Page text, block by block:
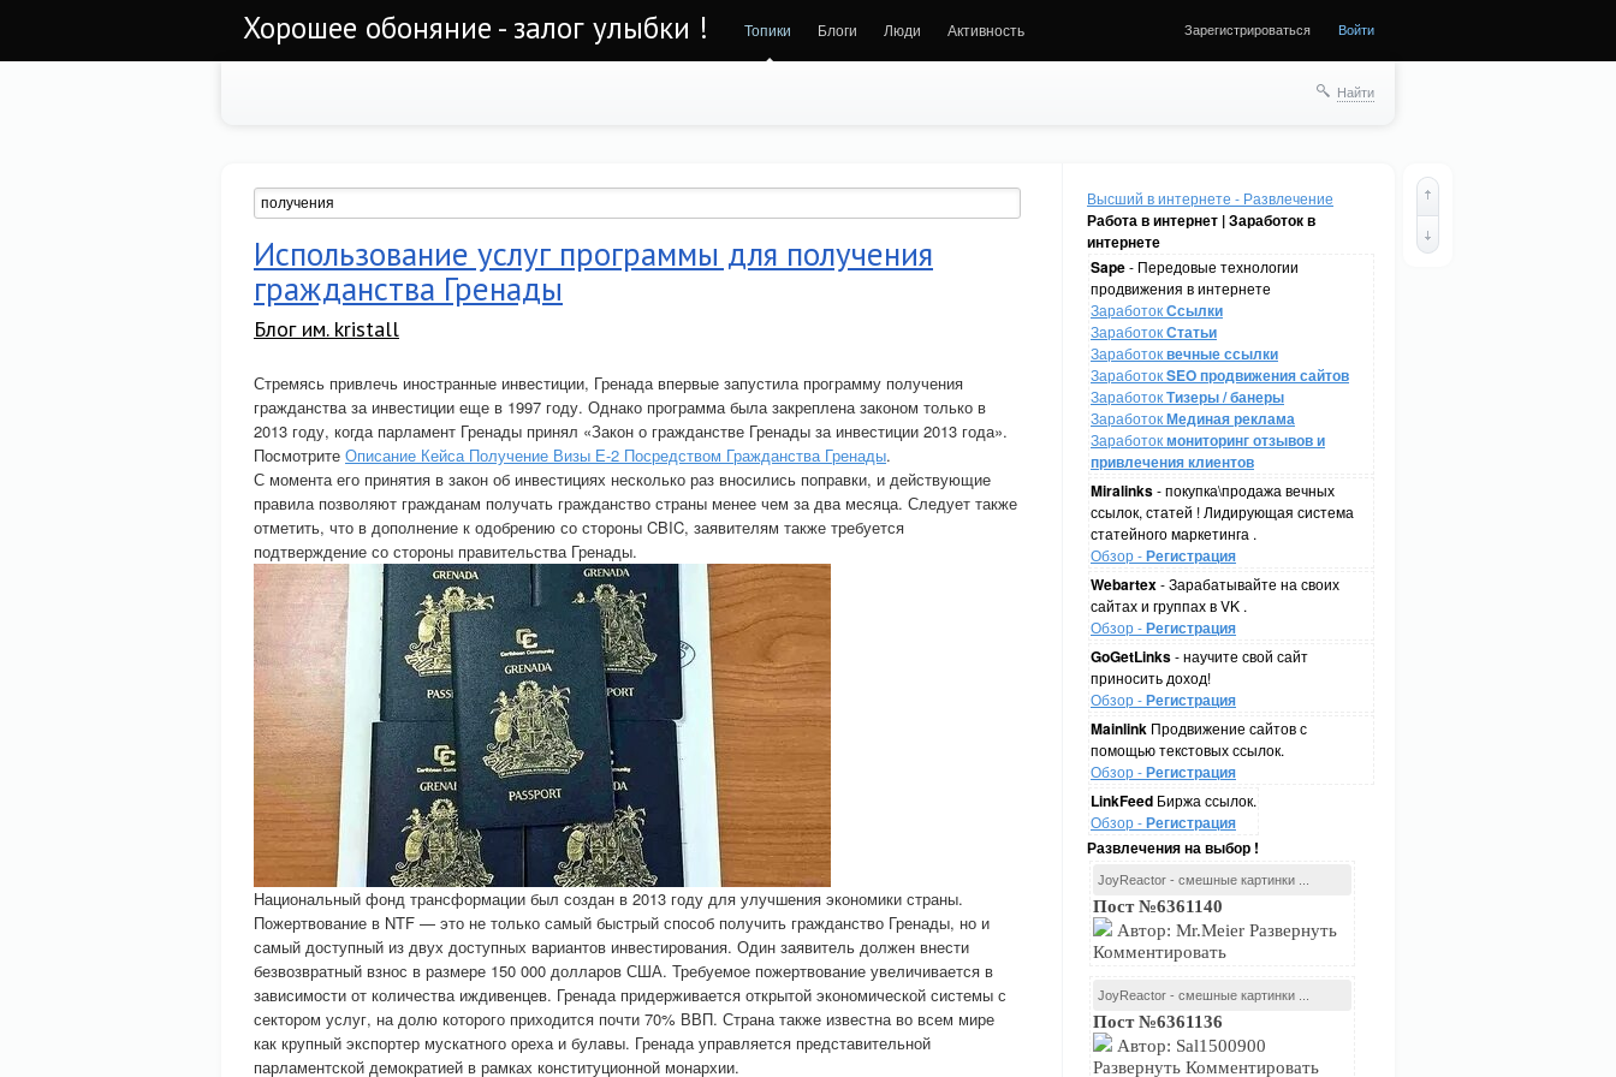
Хорошее обоняние - залог улыбки ! Топики Блоги Люди Активность Зарегистрироваться Войти
Найти
Высший в интернете - Развлечение
Работа в интернет | Заработок в
интернете
Sape- Передовые технологии
продвижения в интернете
ЗаработокСсылки
ЗаработокСтатьи
Заработоквечные ссылки
ЗаработокSEO продвижения сайтов
ЗаработокТизеры / банеры
ЗаработокМединая реклама
Заработокмониторинг отзывов и
привлечения клиентов
Miralinks- покупка\продажа вечных
ссылок, статей ! Лидирующая система
статейного маркетинга .
Обзор -Регистрация
Webartex- Зарабатывайте на своих
сайтах и группах в VK .
Обзор -Регистрация
GoGetLinks- научите свой сайт
приносить доход!
Обзор -Регистрация
Mainlink Продвижение сайтов с
помощью текстовых ссылок.
Обзор -Регистрация
LinkFeed Биржа ссылок.
Обзор -Регистрация
Развлечения на выбор !
JoyReactor - смешные картинки ...
Пост №6361140
Автор: Mr.Meier Развернуть
Комментировать
JoyReactor - смешные картинки ...
Пост №6361136
Автор: Sal1500900
Развернуть Комментировать
Использование услуг программы для получения
гражданства Гренады
Блог им. kristall
Стремясь привлечь иностранные инвестиции, Гренада впервые запустила программу получения
гражданства за инвестиции еще в 1997 году. Однако программа была закреплена законом только в
2013 году, когда парламент Гренады принял «Закон о гражданстве Гренады за инвестиции 2013 года».
Посмотрите Описание Кейса Получение Визы Е-2 Посредством Гражданства Гренады.
С момента его принятия в закон об инвестициях несколько раз вносились поправки, и действующие
правила позволяют гражданам получать гражданство страны менее чем за два месяца. Следует также
отметить, что в дополнение к одобрению со стороны CBIC, заявителям также требуется
подтверждение со стороны правительства Гренады.
Национальный фонд трансформации был создан в 2013 году для улучшения экономики страны.
Пожертвование в NTF — это не только самый быстрый способ получить гражданство Гренады, но и
самый доступный из двух доступных вариантов инвестирования. Один заявитель должен внести
безвозвратный взнос в размере 150 000 долларов США. Требуемое пожертвование увеличивается в
зависимости от количества иждивенцев. Гренада придерживается открытой экономической системы с
сектором услуг, на долю которого приходится почти 70% ВВП. Страна также известна во всем мире
как крупный экспортер мускатного ореха и булавы. Гренада управляется представительной
парламентской демократией в рамках конституционной монархии.